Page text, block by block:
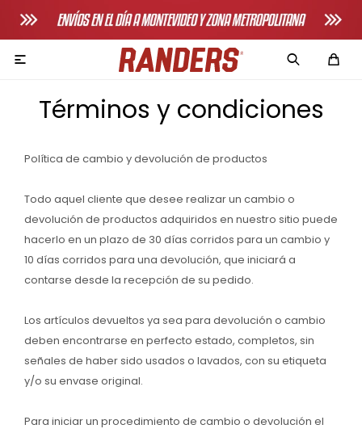

Términos y condiciones
Política de cambio y devolución de productos
Todo aquel cliente que desee realizar un cambio o
devolución de productos adquiridos en nuestro sitio puede
hacerlo en un plazo de 30 días corridos para un cambio y
10 días corridos para una devolución, que iniciará a
contarse desde la recepción de su pedido.
Los artículos devueltos ya sea para devolución o cambio
deben encontrarse en perfecto estado, completos, sin
señales de haber sido usados o lavados, con su etiqueta
y/o su envase original.
Para iniciar un procedimiento de cambio o devolución el
Bicicletas horizonales
Bicicletas spinning
Bicicletas tradicionales
Bancos de pecho
Multigimnasios